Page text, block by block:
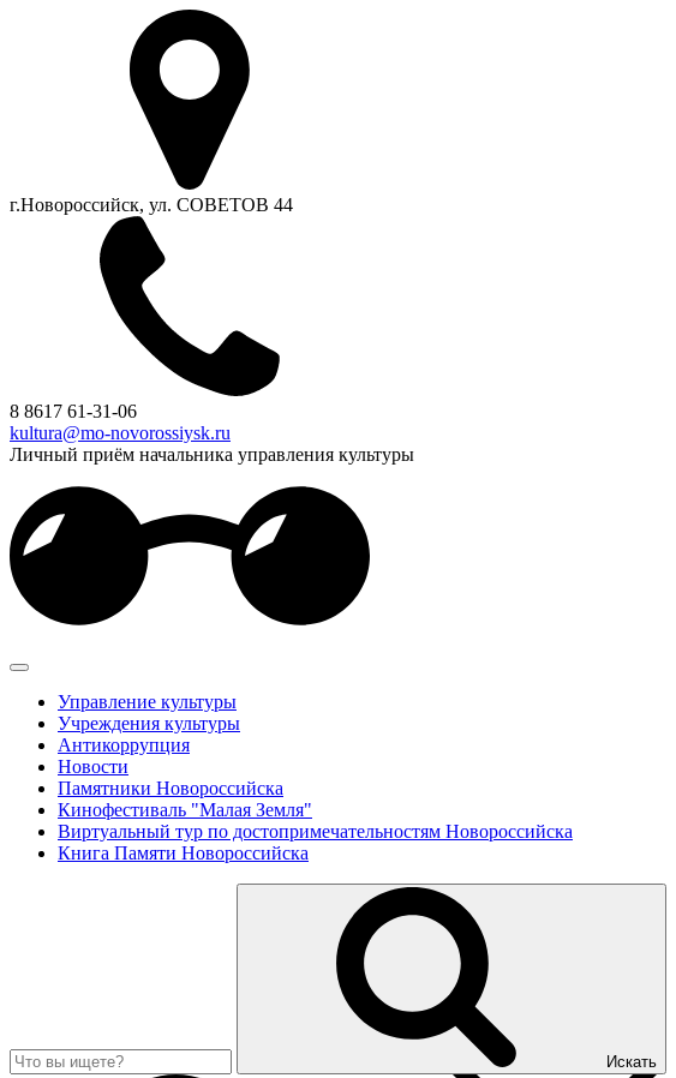
г.Новороссийск, ул. СОВЕТОВ 44
8 8617 61-31-06
kultura@mo-novorossiysk.ru
Личный приём начальника управления культуры
Управление культуры
Учреждения культуры
Антикоррупция
Новости
Памятники Новороссийска
Кинофестиваль "Малая Земля"
Виртуальный тур по достопримечательностям Новороссийска
Книга Памяти Новороссийска
Искать